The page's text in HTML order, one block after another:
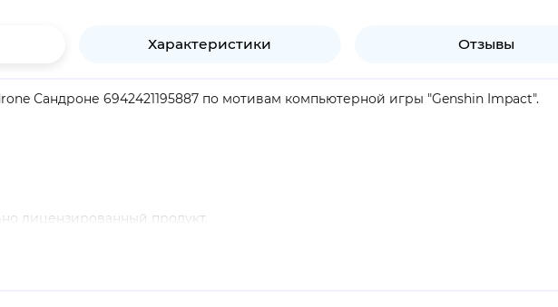
Характеристики Отзывы
Сандроне 6942421195887 по мотивам компьютерной игры "Genshin Impact".
лицензированный продукт.
- персонаж игры, седьмая из одиннадцати Предвестников Фатуи.